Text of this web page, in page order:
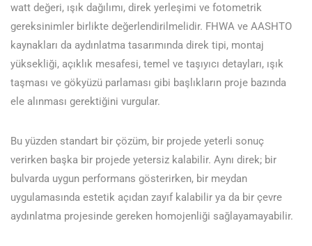
watt değeri, ışık dağılımı, direk yerleşimi ve fotometrik
gereksinimler birlikte değerlendirilmelidir. FHWA ve AASHTO
kaynakları da aydınlatma tasarımında direk tipi, montaj
yüksekliği, açıklık mesafesi, temel ve taşıyıcı detayları, ışık
taşması ve gökyüzü parlaması gibi başlıkların proje bazında
ele alınması gerektiğini vurgular.
Bu yüzden standart bir çözüm, bir projede yeterli sonuç
verirken başka bir projede yetersiz kalabilir. Aynı direk; bir
bulvarda uygun performans gösterirken, bir meydan
uygulamasında estetik açıdan zayıf kalabilir ya da bir çevre
aydınlatma projesinde gereken homojenliği sağlayamayabilir.